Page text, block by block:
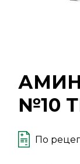
№10
По